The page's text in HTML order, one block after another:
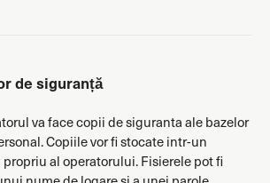
de siguranță
va face copii de siguranta ale bazelor
Copiile vor fi stocate intr-un
al operatorului. Fisierele pot fi